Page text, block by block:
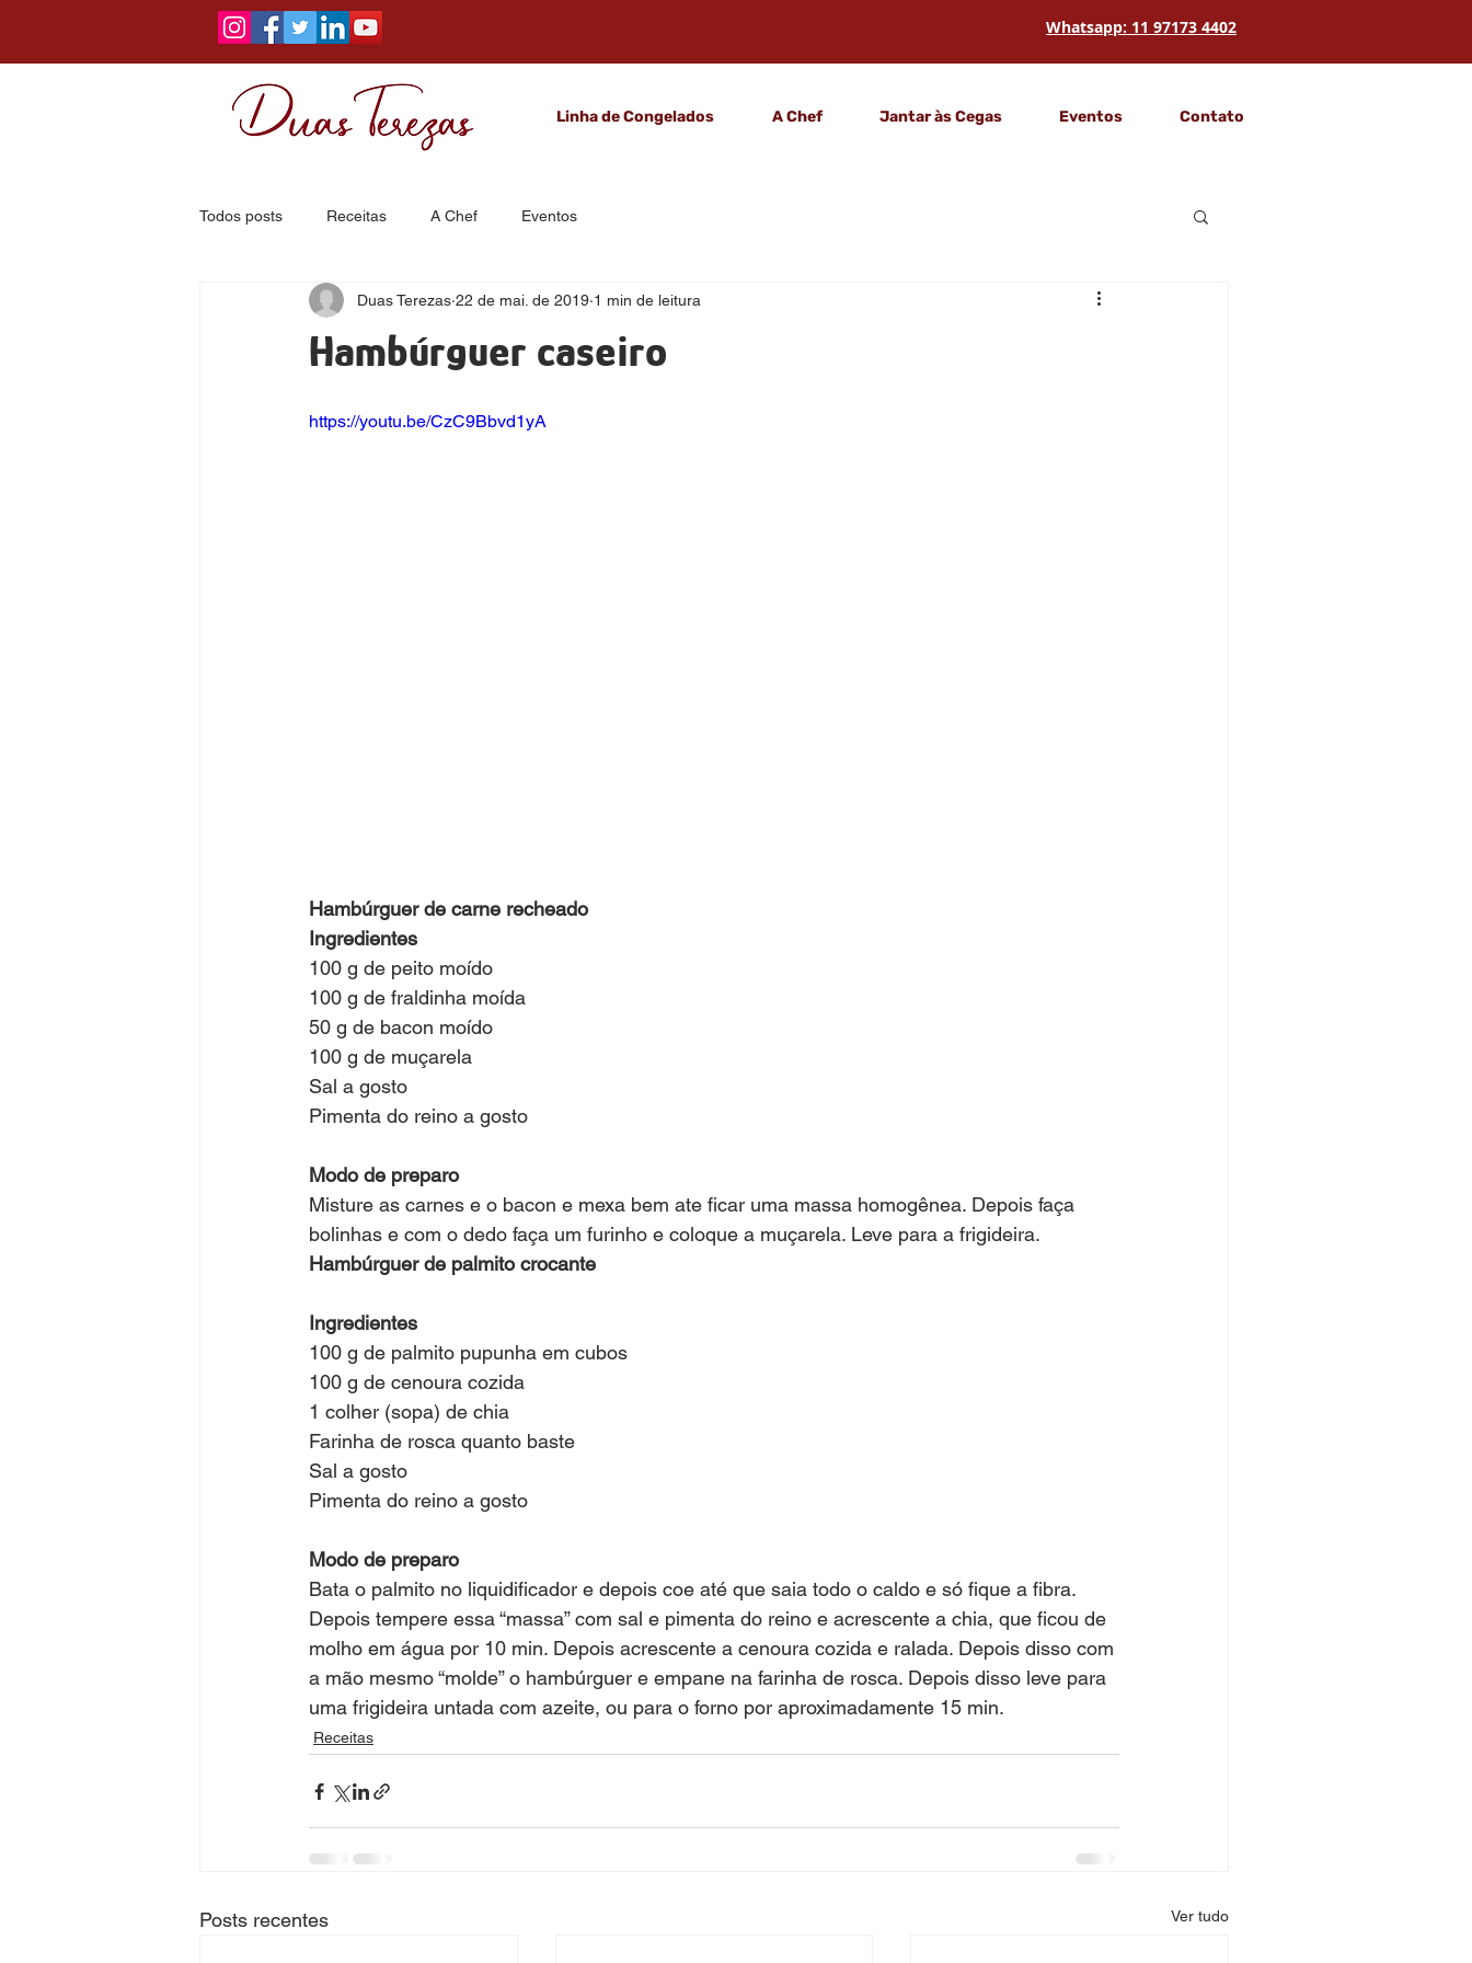
Whatsapp: 11 97173 4402
Linha de Congelados A Chef Jantar às Cegas Eventos Contato
Todos posts Receitas A Chef Eventos
Hambúrguer caseiro
Duas Terezas 22 de mai. de 2019 1 min de leitura
https://youtu.be/CzC9Bbvd1yA
Hambúrguer de carne recheado
Ingredientes
100 g de peito moído
100 g de fraldinha moída
50 g de bacon moído
100 g de muçarela
Sal a gosto
Pimenta do reino a gosto
Modo de preparo
Misture as carnes e o bacon e mexa bem ate ficar uma massa homogênea. Depois faça
bolinhas e com o dedo faça um furinho e coloque a muçarela. Leve para a frigideira.
Hambúrguer de palmito crocante
Ingredientes
100 g de palmito pupunha em cubos
100 g de cenoura cozida
1 colher (sopa) de chia
Farinha de rosca quanto baste
Sal a gosto
Pimenta do reino a gosto
Modo de preparo
Bata o palmito no liquidificador e depois coe até que saia todo o caldo e só fique a fibra.
Depois tempere essa “massa” com sal e pimenta do reino e acrescente a chia, que ficou de
molho em água por 10 min. Depois acrescente a cenoura cozida e ralada. Depois disso com
a mão mesmo “molde” o hambúrguer e empane na farinha de rosca. Depois disso leve para
uma frigideira untada com azeite, ou para o forno por aproximadamente 15 min.
Receitas
Posts recentes Ver tudo